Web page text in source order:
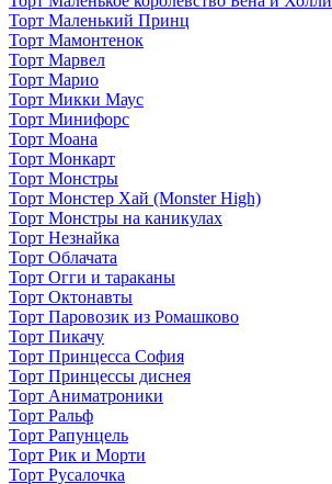
Торт Маленький Принц
Торт Мамонтенок
Торт Марвел
Торт Марио
Торт Микки Маус
Торт Минифорс
Торт Моана
Торт Монкарт
Торт Монстры
Торт Монстер Хай (Monster High)
Торт Монстры на каникулах
Торт Незнайка
Торт Облачата
Торт Огги и тараканы
Торт Октонавты
Торт Паровозик из Ромашково
Торт Пикачу
Торт Принцесса София
Торт Принцессы диснея
Торт Аниматроники
Торт Ральф
Торт Рапунцель
Торт Рик и Морти
Торт Русалочка